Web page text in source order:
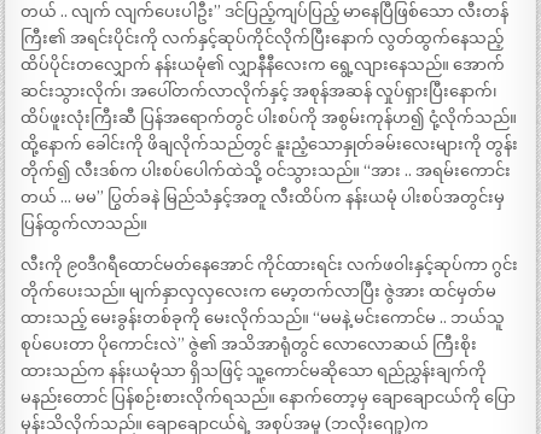
တယ် .. လျက် လျက်ပေးပါဦး” ဒင်ပြည့်ကျပ်ပြည့် မာနေပြီဖြစ်သော လီးတန်
ကြီး၏ အရင်းပိုင်းကို လက်နှင့်ဆုပ်ကိုင်လိုက်ပြီးနောက် လွတ်ထွက်နေသည့်
ထိပ်ပိုင်းတလျှောက် နန်းယမုံ၏ လျှာနီနီလေးက ရွေ့လျားနေသည်။ အောက်
ဆင်းသွားလိုက်၊ အပေါ်တက်လာလိုက်နှင့် အစုန်အဆန် လှုပ်ရှားပြီးနောက်၊
ထိပ်ဖူးလုံးကြီးဆီ ပြန်အရောက်တွင် ပါးစပ်ကို အစွမ်းကုန်ဟ၍ ငုံ့လိုက်သည်။
ထို့နောက် ခေါင်းကို ဖိချလိုက်သည်တွင် နူးညံ့သောနှုတ်ခမ်းလေးများကို တွန်း
တိုက်၍ လီးဒစ်က ပါးစပ်ပေါက်ထဲသို့ ဝင်သွားသည်။ “အား .. အရမ်းကောင်း
တယ် … မမ” ပြွတ်ခနဲ မြည်သံနှင့်အတူ လီးထိပ်က နန်းယမုံ ပါးစပ်အတွင်းမှ
ပြန်ထွက်လာသည်။
လီးကို ၉၀ဒီဂရီထောင်မတ်နေအောင် ကိုင်ထားရင်း လက်ဖဝါးနှင့်ဆုပ်ကာ ဂွင်း
တိုက်ပေးသည်။ မျက်နှာလှလှလေးက မော့တက်လာပြီး ဇွဲအား ထင်မှတ်မ
ထားသည့် မေးခွန်းတစ်ခုကို မေးလိုက်သည်။ “မမနဲ့ မင်းကောင်မ .. ဘယ်သူ
စုပ်ပေးတာ ပိုကောင်းလဲ” ဇွဲ၏ အသိအာရုံတွင် လောလောဆယ် ကြီးစိုး
ထားသည်က နန်းယမုံသာ ရှိသဖြင့် သူ့ကောင်မဆိုသော ရည်ညွှန်းချက်ကို
မနည်းတောင် ပြန်စဉ်းစားလိုက်ရသည်။ နောက်တော့မှ ချောချောငယ်ကို ပြော
မှန်းသိလိုက်သည်။ ချောချောငယ်ရဲ့ အစုပ်အမှု (ဘလိုးဂျော့)က